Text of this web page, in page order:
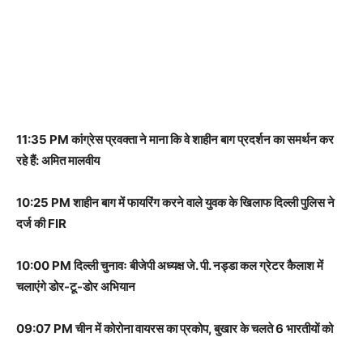
11:35 PM कांग्रेस प्रवक्ता ने माना कि वे शाहीन बाग प्रदर्शन का समर्थन कर
रहे हैं: अमित मालवीय
10:25 PM शाहीन बाग में फायरिंग करने वाले युवक के खिलाफ दिल्ली पुलिस ने
दर्ज की FIR
10:00 PM दिल्ली चुनावः बीजेपी अध्यक्ष जे. पी. नड्डा कल ग्रेटर कैलाश में
चलाएंगे डोर-टू-डोर अभियान
09:07 PM चीन में कोरोना वायरस का प्रकोप, बुखार के चलते 6 भारतीयों को